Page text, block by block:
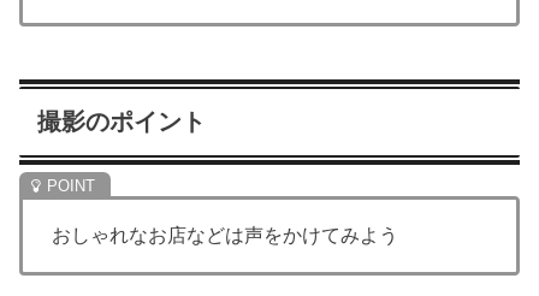
撮影のポイント
おしゃれなお店などは声をかけてみよう